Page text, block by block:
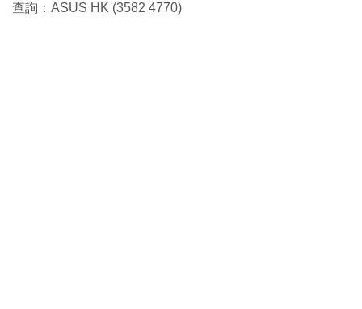
查詢：ASUS HK (3582 4770)